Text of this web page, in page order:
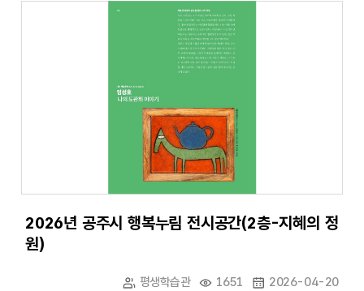
2026년 공주시 행복누림 전시공간(2층-지혜의 정
원)
평생학습관 1651 2026-04-20